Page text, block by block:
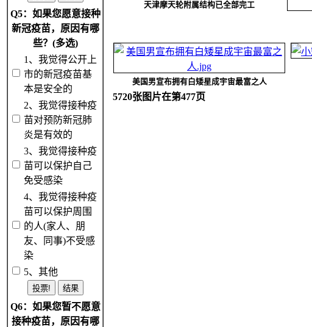
Q5：如果您愿意接种
新冠疫苗，原因有哪
些？(多选)
1、我觉得公开上
市的新冠疫苗基
本是安全的
2、我觉得接种疫
苗对预防新冠肺
炎是有效的
3、我觉得接种疫
苗可以保护自己
免受感染
4、我觉得接种疫
苗可以保护周围
的人(家人、朋
友、同事)不受感
染
5、其他
Q6：如果您暂不愿意
接种疫苗，原因有哪
天津摩天轮附属结构已全部完工
美国男宣布拥有白矮星成宇宙最富之人
5720张图片在第477页